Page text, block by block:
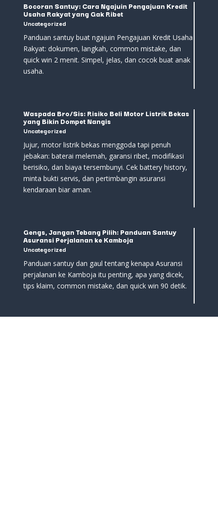
Bocoran Santuy: Cara Ngajuin Pengajuan Kredit
Usaha Rakyat yang Gak Ribet
Uncategorized
Panduan santuy buat ngajuin Pengajuan Kredit Usaha
Rakyat: dokumen, langkah, common mistake, dan
quick win 2 menit. Simpel, jelas, dan cocok buat anak
usaha.
Waspada Bro/Sis: Risiko Beli Motor Listrik Bekas
yang Bikin Dompet Nangis
Uncategorized
Jujur, motor listrik bekas menggoda tapi penuh
jebakan: baterai melemah, garansi ribet, modifikasi
berisiko, dan biaya tersembunyi. Cek battery history,
minta bukti servis, dan pertimbangin asuransi
kendaraan biar aman.
Gengs, Jangan Tebang Pilih: Panduan Santuy
Asuransi Perjalanan ke Kamboja
Uncategorized
Panduan santuy dan gaul tentang kenapa Asuransi
perjalanan ke Kamboja itu penting, apa yang dicek,
tips klaim, common mistake, dan quick win 90 detik.